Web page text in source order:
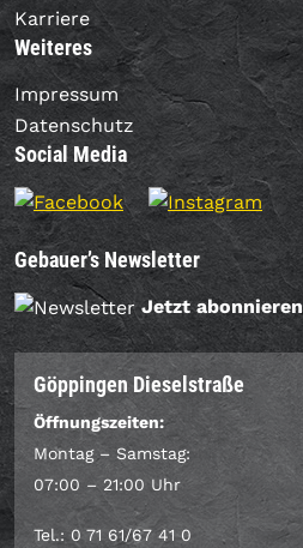
Karriere
Weiteres
Impressum
Datenschutz
Social Media
Gebauer’s Newsletter
Jetzt abonnieren
Göppingen Dieselstraße
Öffnungszeiten:
Montag – Samstag:
07:00 – 21:00 Uhr
Tel.: 0 71 61/67 41 0